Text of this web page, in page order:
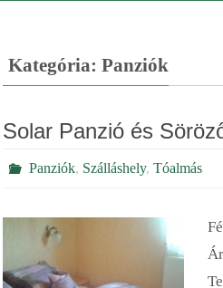
Kategória: Panziók
Solar Panzió és
Panziók, Szálláshely, Tóalmás